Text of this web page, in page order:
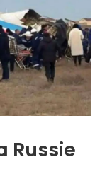
Russie